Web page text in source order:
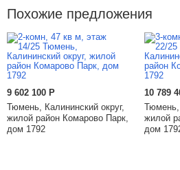
Похожие предложения
9 602 100 Р
Тюмень, Калининский округ,
жилой район Комарово Парк,
дом 1792
10 789
Тюмень,
жилой
дом